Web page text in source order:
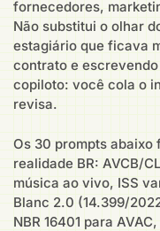
fornecedores,
Não substitui o olhar
estagiário que ficava
contrato e
copiloto: você cola o
revisa.
Os 30 prompts abaixo
realidade BR: AVCB/
música ao vivo, ISS
Blanc 2.0 (14.399/
NBR 16401 para